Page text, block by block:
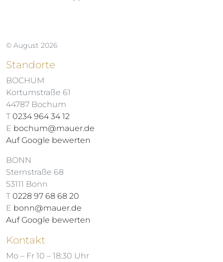
© August 2026
Standorte
BOCHUM
Kortumstraße 61
44787 Bochum
T 0234 964 34 12
E bochum@mauer.de
Auf Google bewerten
BONN
Sternstraße 68
53111 Bonn
T 0228 97 68 68 20
E bonn@mauer.de
Auf Google bewerten
Kontakt
Mo – Fr 10 – 18:30 Uhr